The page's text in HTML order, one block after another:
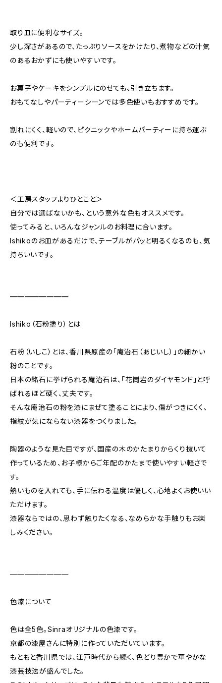
取り皿に便利なサイズ。
少し深さがあるので、たっぷりソースをかけたり、煮物などの汁気
のあるおかずにも使いやすいです。
お菓子やケーキをシンプルにのせても、引き立ちます。
おもてなしやパーティーシーンでは多色使いもおすすめです。
割れにくく、軽いので、ピクニックやホームパーティーに持ち運ぶ
のも便利です。
＜工房スタッフよりひとこと＞
自分では選ばないかも、という意外な色もオススメです。
使ってみると、いろんなジャンルのお料理に合います。
Ishikoのお皿があるだけで、テーブルがパッと明るくなるのも、気
持ちいいです。
————————
Ishiko（石粉塗り）とは
石粉（いしこ）とは、香川県原産の「庵治石（あじいし）」の細かい
粉のことです。
日本の銘石に挙げられる庵治石は、「花崗岩のダイヤモンド」と呼
ばれるほど硬く、丈夫です。
そんな庵治石の粉を漆にまぜて塗ることにより、傷がつきにくく、
指紋が気にならない漆器をつくりました。
陶器のような見た目ですが、国産の木のかたまりからくり抜いて
作っているため、お子様からご年配のかたまで使いやすい軽さで
す。
熱いものを入れても、手に伝わる温度は優しく、心地よくお使いい
ただけます。
漆器ならではの、思わず触りたくなる、なめらかな手触りもお楽
しみください。
————————
色漆について
色は全5色。Sinraオリジナルの色漆です。
京都の漆屋さんに特別に作っていただいています。
もともと香川県では、江戸時代から続く、色どり豊かで華やかな
漆芸技法が盛んでした。